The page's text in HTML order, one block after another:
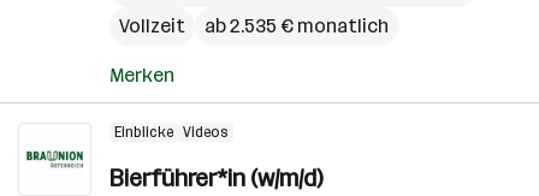
Vollzeit
ab 2.535 € monatlich
Merken
Einblicke Videos
Bierführer*in (w/m/d)